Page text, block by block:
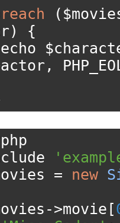
(
)
{
echo
actor ,
php
= new
->movie [